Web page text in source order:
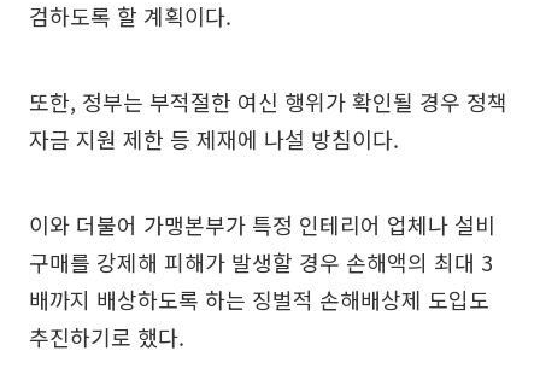
검하도록 할 계획이다.
또한, 정부는 부적절한 여신 행위가 확인될 경우 정책
자금 지원 제한 등 제재에 나설 방침이다.
이와 더불어 가맹본부가 특정 인테리어 업체나 설비
구매를 강제해 피해가 발생할 경우 손해액의 최대 3
배까지 배상하도록 하는 징벌적 손해배상제 도입도
추진하기로 했다.